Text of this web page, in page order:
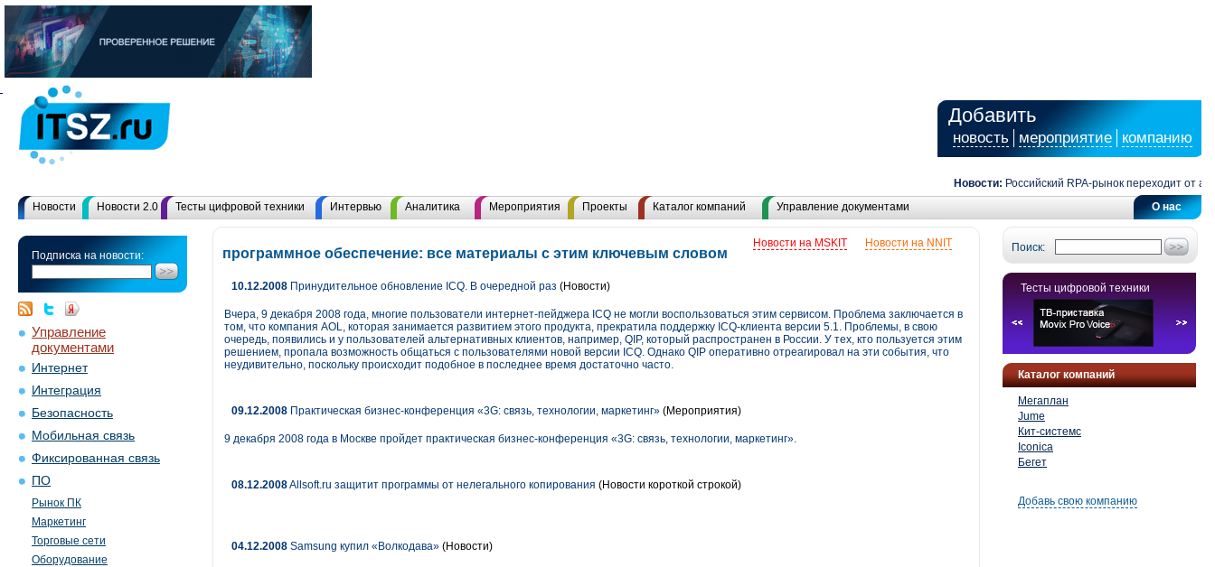
Добавить
новость мероприятие компанию
Новости: Российский RPA-рынок переходит от
О нас
Новости Новости 2.0 Тесты цифровой техники Интервью Аналитика Мероприятия Проекты Каталог компаний Управление документами
Подписка на новости:
Управление
документами
Интернет
Интеграция
Безопасность
Мобильная связь
Фиксированная связь
ПО
Рынок ПК
Маркетинг
Торговые сети
Оборудование
Поиск:
Тесты цифровой техники
Каталог компаний
Мегаплан
Jume
Кит-системс
Iconica
Бегет
Добавь свою компанию
Новости на NNIT
Новости на MSKIT
программное обеспечение: все материалы с этим ключевым словом
10.12.2008 Принудительное обновление ICQ. В очередной раз (Новости)
Вчера, 9 декабря 2008 года, многие пользователи интернет-пейджера ICQ не могли воспользоваться этим сервисом. Проблема заключается в
том, что компания AOL, которая занимается развитием этого продукта, прекратила поддержку ICQ-клиента версии 5.1. Проблемы, в свою
очередь, появились и у пользователей альтернативных клиентов, например, QIP, который распространен в России. У тех, кто пользуется этим
решением, пропала возможность общаться с пользователями новой версии ICQ. Однако QIP оперативно отреагировал на эти события, что
неудивительно, поскольку происходит подобное в последнее время достаточно часто.
09.12.2008 Практическая бизнес-конференция «3G: связь, технологии, маркетинг» (Мероприятия)
9 декабря 2008 года в Москве пройдет практическая бизнес-конференция «3G: связь, технологии, маркетинг».
08.12.2008Allsoft.ru защитит программы от нелегального копирования (Новости короткой строкой)
04.12.2008 Samsung купил «Волкодава» (Новости)